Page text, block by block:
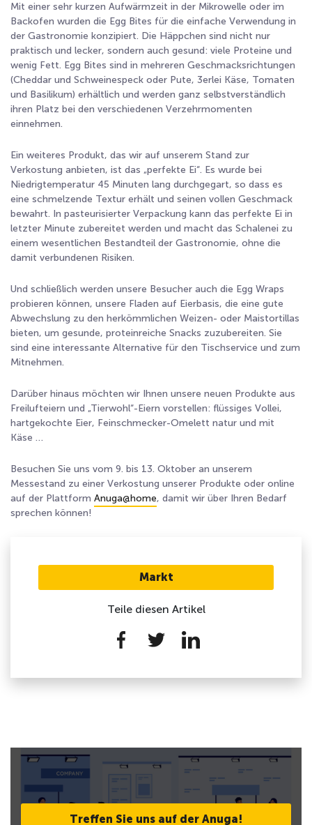
Markt
Teile diesen Artikel
Mit einer sehr kurzen Aufwärmzeit in der Mikrowelle oder im
Backofen wurden die Egg Bites für die einfache Verwendung in
der Gastronomie konzipiert. Die Häppchen sind nicht nur
praktisch und lecker, sondern auch gesund: viele Proteine und
wenig Fett. Egg Bites sind in mehreren Geschmacksrichtungen
(Cheddar und Schweinespeck oder Pute, 3erlei Käse, Tomaten
und Basilikum) erhältlich und werden ganz selbstverständlich
ihren Platz bei den verschiedenen Verzehrmomenten
einnehmen.
Ein weiteres Produkt, das wir auf unserem Stand zur
Verkostung anbieten, ist das „perfekte Ei“. Es wurde bei
Niedrigtemperatur 45 Minuten lang durchgegart, so dass es
eine schmelzende Textur erhält und seinen vollen Geschmack
bewahrt. In pasteurisierter Verpackung kann das perfekte Ei in
letzter Minute zubereitet werden und macht das Schalenei zu
einem wesentlichen Bestandteil der Gastronomie, ohne die
damit verbundenen Risiken.
Und schließlich werden unsere Besucher auch die Egg Wraps
probieren können, unsere Fladen auf Eierbasis, die eine gute
Abwechslung zu den herkömmlichen Weizen- oder Maistortillas
bieten, um gesunde, proteinreiche Snacks zuzubereiten. Sie
sind eine interessante Alternative für den Tischservice und zum
Mitnehmen.
Darüber hinaus möchten wir Ihnen unsere neuen Produkte aus
Freilufteiern und „Tierwohl“-Eiern vorstellen: flüssiges Vollei,
hartgekochte Eier, Feinschmecker-Omelett natur und mit
Käse …
Besuchen Sie uns vom 9. bis 13. Oktober an unserem
Messestand zu einer Verkostung unserer Produkte oder online
auf der Plattform Anuga@home, damit wir über Ihren Bedarf
sprechen können!
Treffen Sie uns auf der Anuga!